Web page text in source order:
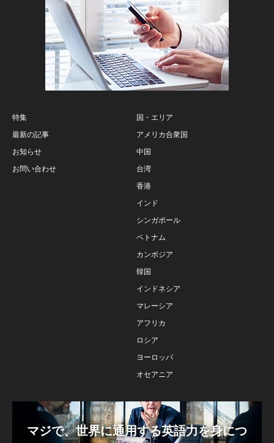
特集
最新の記事
お知らせ
お問い合わせ
国・エリア
アメリカ合衆国
中国
台湾
香港
インド
シンガポール
ベトナム
カンボジア
韓国
インドネシア
マレーシア
アフリカ
ロシア
ヨーロッパ
オセアニア
マジで、世界に通用する英語力を身につ